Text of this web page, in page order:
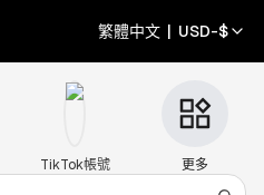
繁體中文 | USD-$
TikTok帳號 更多